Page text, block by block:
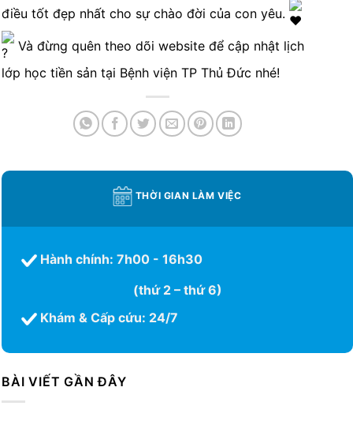
điều tốt đẹp nhất cho sự chào đời của con yêu.
Và đừng quên theo dõi website để cập nhật lịch
lớp học tiền sản tại Bệnh viện TP Thủ Đức nhé!
THỜI GIAN LÀM VIỆC
Hành chính: 7h00 - 16h30
(thứ 2 – thứ 6)
Khám & Cấp cứu: 24/7
BÀI VIẾT GẦN ĐÂY